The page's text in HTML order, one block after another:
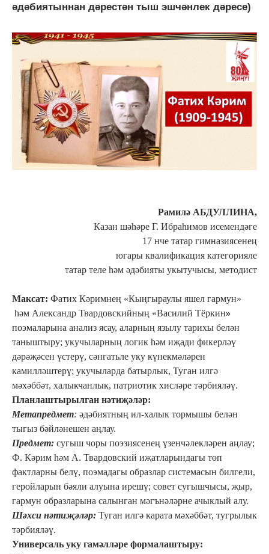
әдәбиятыннан дәрестән тыш эшчәнлек дәресе)
Рамилә АБДУЛЛИНА,
Казан шәһәре Г. Ибраһимов исемендәге
17 нче татар гимназиясенең
югары квалификация категорияле
татар теле һәм әдәбияты укытучысы, методист
Максат: Фатих Кәримнең «Кыңгыраулы яшел гармун»
һәм Александр Твардовскийның «Василий Тёркин»
поэмаларына анализ ясау, аларның язылу тарихы белән
таныштыру; укучыларның логик һәм иҗади фикерләү
дәрәҗәсен үстерү, сәнгатьле уку күнекмәләрен
камилләштерү; укучыларда батырлык, Туган илгә
мәхәббәт, халыкчанлык, патриотик хисләре тәрбияләү.
Планлаштырылган нәтиҗәләр:
Метапредмет: әдәбиятның ил-халык тормышы белән
тыгыз бәйләнешен аңлау.
Предмет: сугыш чоры поэзиясенең үзенчәлекләрен аңлау;
Ф. Кәрим һәм А. Твардовский иҗатларындагы төп
фактларны белү, поэмадагы образлар системасын билгели,
геройларын бәяли алуына ирешү; совет сугышчысы, җыр,
гармун образларына салынган мәгънәләрне ачыклый алу.
Шәхси нәтиҗәләр: Туган илгә карата мәхәббәт, тугрылык
тәрбияләү.
Универсаль уку гамәлләре формалаштыру: